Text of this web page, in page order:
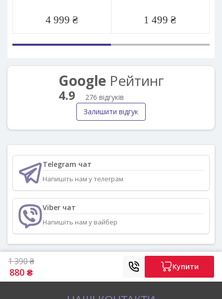
4 999 ₴ 1 499 ₴
GoogleРейтинг
4.9
276 відгуків
Залишити відгук
Telegram чат
Напишіть нам у телеграм
Viber чат
Напишіть нам у вайбер
1 390 ₴
880 ₴ Купити